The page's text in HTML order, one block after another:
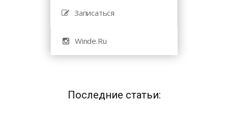
Записаться
Winde.Ru
Последние статьи: